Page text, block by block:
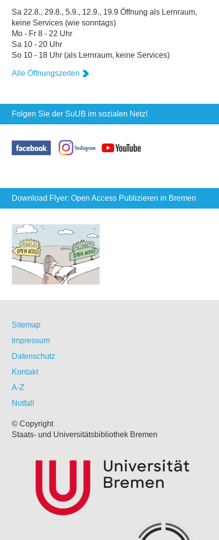
Sa 22.8., 29.8., 5.9., 12.9., 19.9 Öffnung als Lernraum,
keine Services (wie sonntags)
Mo - Fr 8 - 22 Uhr
Sa 10 - 20 Uhr
So 10 - 18 Uhr (als Lernraum, keine Services)
Alle Öffnungszeiten
Folgen Sie der SuUB im sozialen Netz!
Download Flyer: Open Access Publizieren in Bremen
Sitemap
Impressum
Datenschutz
Kontakt
A-Z
Notfall
© Copyright
Staats- und Universitätsbibliothek Bremen